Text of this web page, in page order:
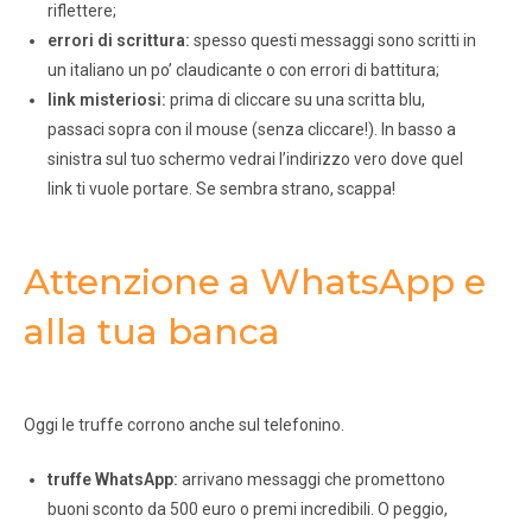
riflettere;
errori di scrittura: spesso questi messaggi sono scritti in
un italiano un po’ claudicante o con errori di battitura;
link misteriosi: prima di cliccare su una scritta blu,
passaci sopra con il mouse (senza cliccare!). In basso a
sinistra sul tuo schermo vedrai l’indirizzo vero dove quel
link ti vuole portare. Se sembra strano, scappa!
Attenzione a WhatsApp e
alla tua banca
Oggi le truffe corrono anche sul telefonino.
truffe WhatsApp: arrivano messaggi che promettono
buoni sconto da 500 euro o premi incredibili. O peggio,